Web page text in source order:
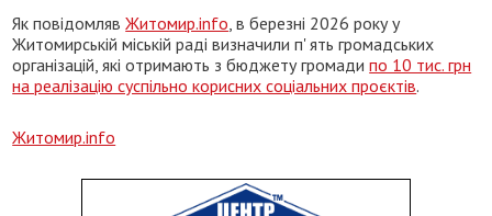
Як повідомлявЖитомир.info , в березні 2026 року у
Житомирській міській раді визначили п' ять громадських
організацій, які отримають з бюджету громадипо 10 тис. грн
на реалізацію суспільно корисних соціальних проєктів.
Житомир.info